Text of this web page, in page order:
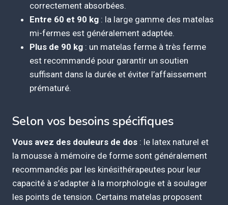
correctement absorbées.
Entre 60 et 90 kg : la large gamme des matelas
mi-fermes est généralement adaptée.
Plus de 90 kg : un matelas ferme à très ferme
est recommandé pour garantir un soutien
suffisant dans la durée et éviter l’affaissement
prématuré.
Selon vos besoins spécifiques
Vous avez des douleurs de dos : le latex naturel et
la mousse à mémoire de forme sont généralement
recommandés par les kinésithérapeutes pour leur
capacité à s’adapter à la morphologie et à soulager
les points de tension. Certains matelas proposent